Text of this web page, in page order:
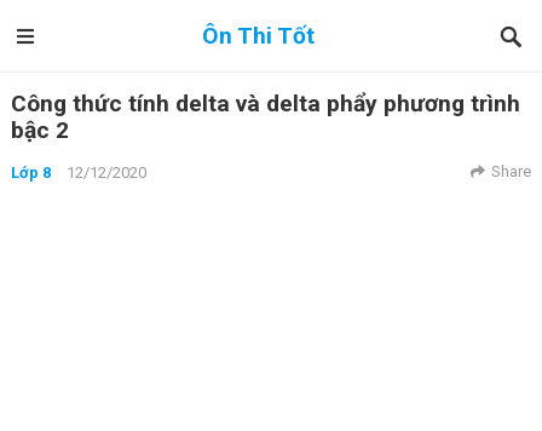
Ôn Thi Tốt
Công thức tính delta và delta phẩy phương trình
bậc 2
Lớp 8 12/12/2020 Share